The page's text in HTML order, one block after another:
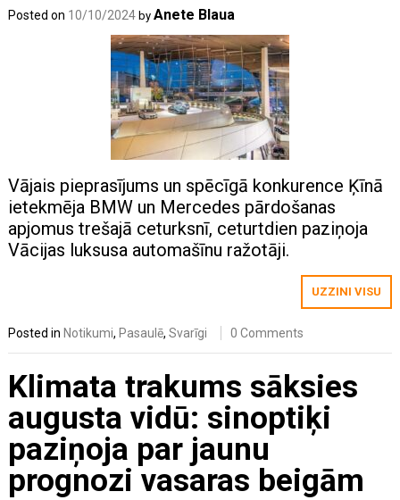
Posted on 10/10/2024 byAnete Blaua
Vājais pieprasījums un spēcīgā konkurence Ķīnā
ietekmēja BMW un Mercedes pārdošanas
apjomus trešajā ceturksnī, ceturtdien paziņoja
Vācijas luksusa automašīnu ražotāji.
UZZINI VISU
Posted in Notikumi, Pasaulē,Svarīgi 0 Comments
Klimata trakums sāksies
augusta vidū: sinoptiķi
paziņoja par jaunu
prognozi vasaras beigām